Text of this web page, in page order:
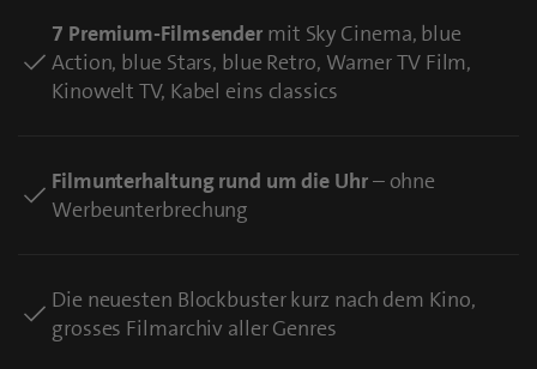
7 Premium-Filmsender mit Sky Cinema, blue
Action, blue Stars, blue Retro, Warner TV Film,
Kinowelt TV, Kabel eins classics
Filmunterhaltung rund um die Uhr– ohne
Werbeunterbrechung
Die neuesten Blockbuster kurz nach dem Kino,
grosses Filmarchiv aller Genres